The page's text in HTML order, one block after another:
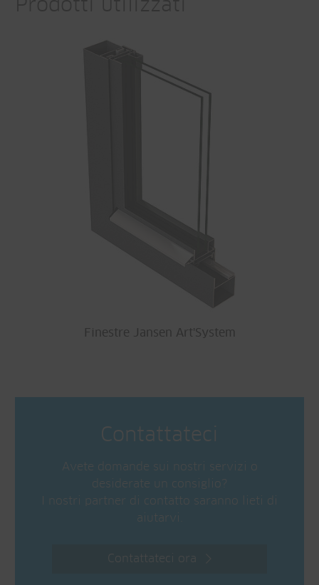
Finestre Jansen Art'System
Contattateci
Avete domande sui nostri servizi o
desiderate un consiglio?
I nostri partner di contatto saranno lieti di
aiutarvi.
Contattateci ora